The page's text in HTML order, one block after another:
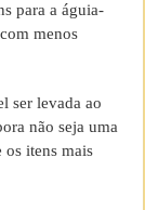
para a águia-
menos
ser levada ao
não seja uma
os itens mais